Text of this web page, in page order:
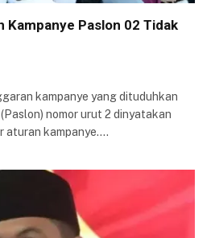
Kampanye Paslon 02 Tidak
kampanye yang dituduhkan
nomor urut 2 dinyatakan
aturan kampanye.…